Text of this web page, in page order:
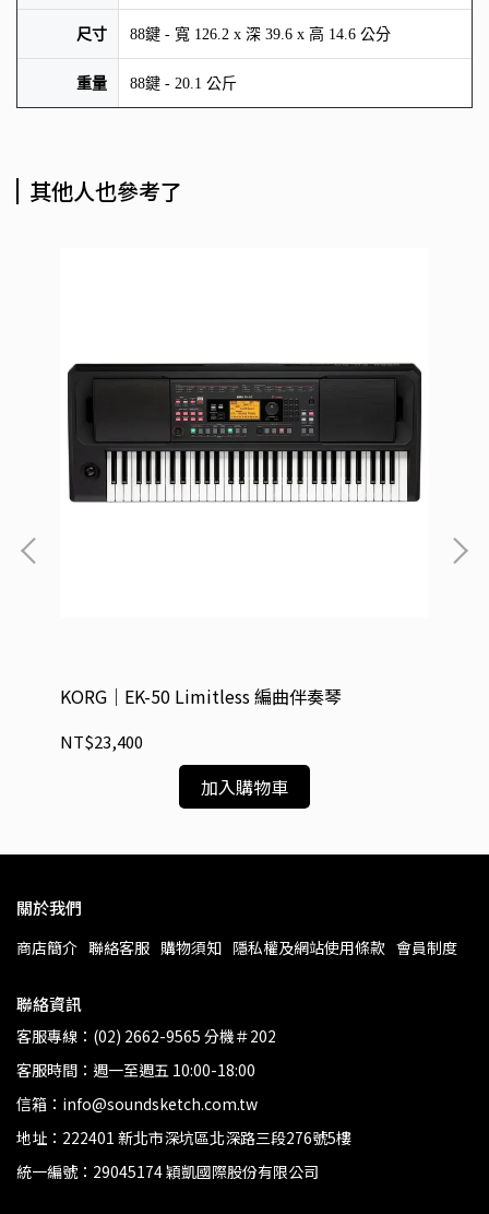
尺寸 88鍵 - 寬 126.2 x 深 39.6 x 高 14.6 公分
重量 88鍵 - 20.1 公斤
其他人也參考了
KORG｜EK-50 Limitless 編曲伴奏琴
NT$23,400
加入購物車
關於我們
商店簡介 聯絡客服 購物須知 隱私權及網站使用條款 會員制度
聯絡資訊
客服專線：(02) 2662-9565 分機＃202
客服時間：週一至週五 10:00-18:00
信箱：info@soundsketch.com.tw
地址：222401 新北市深坑區北深路三段276號5樓
統一編號：29045174 穎凱國際股份有限公司